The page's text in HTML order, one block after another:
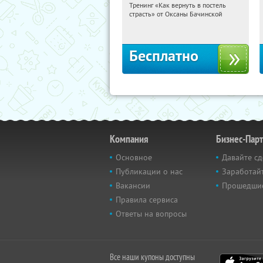
03:57:14 Получили:
Тренинг «Как вернуть в постель
страсть» от Оксаны Бачинской
Бесплатно
Компания
Основное
Публикации о нас
Вакансии
Правила сервиса
Ответы на вопросы
Бизнес-
Давайте
Все наши купоны доступны